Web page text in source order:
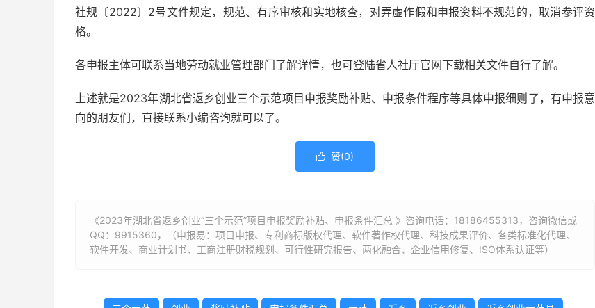
社规〔2022〕2号文件规定，规范、有序审核和实地核查，对弄虚作假和申报资料不规范的，取消参评资
格。
各申报主体可联系当地劳动就业管理部门了解详情，也可登陆省人社厅官网下载相关文件自行了解。
上述就是2023年湖北省返乡创业三个示范项目申报奖励补贴、申报条件程序等具体申报细则了，有申报意
向的朋友们，直接联系小编咨询就可以了。
 赞(0)
《2023年湖北省返乡创业“三个示范”项目申报奖励补贴、申报条件汇总 》咨询电话： 18186455313，咨询微信或
QQ：9915360，（申报易：项目申报、专利商标版权代理、软件著作权代理、科技成果评价、各类标准化代理、
软件开发、商业计划书、工商注册财税规划、可行性研究报告、两化融合、企业信用修复、ISO体系认证等）